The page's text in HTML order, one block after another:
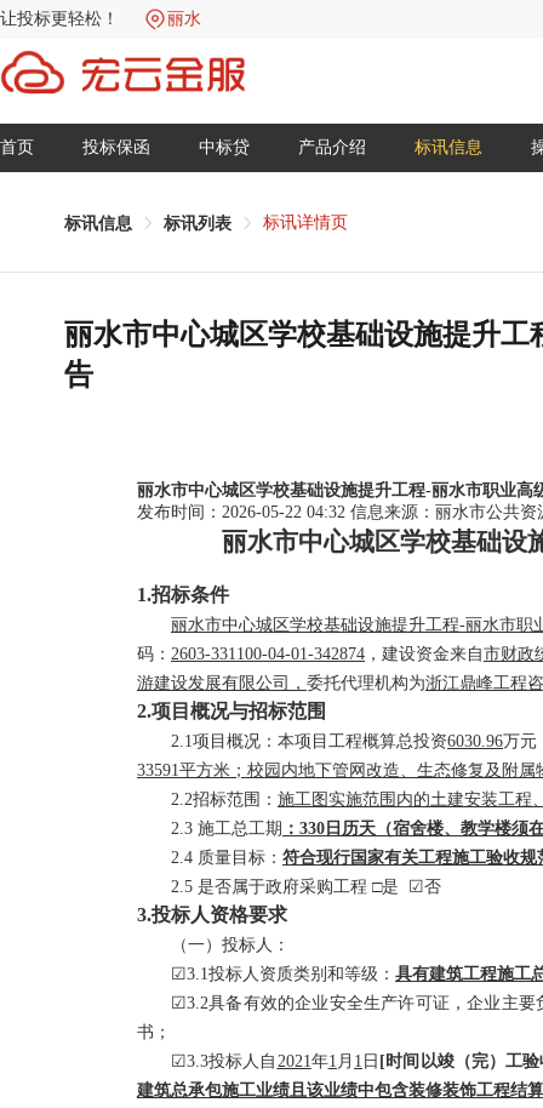
让投标更轻松！ 丽水
首页 投标保函 中标贷 产品介绍 标讯信息
标讯信息 标讯列表 标讯详情页
丽水市中心城区学校基础设施提升
告
丽水市中心城区学校基础设施提升工程-丽水市职业
发布时间：2026-05-22 04:32 信息来源： 丽水市公共资
丽水市中心城区学校基础设
1.招标条件
丽水市中心城区学校基础设施提升工程-丽水市职
码 ： 2603-331100-04-01-342874 ，建设资金来自市财政
游建设发展有限公司
， 委托代理机构为浙江鼎峰工程
2.项目概况与招标范围
2.1项目概况：本项目 工程概算总投资6030.96万元
33591平方米；校园内地下管网改造、生态修复及附
2.2招标范围： 施工图实施范围内的土建安装工程
2.3 施工总工期 ： 330日历天（宿舍楼、教学楼须
2.4 质量目标： 符合现行国家有关工程施工验收
2.5 是否属于政府采购工程 □是 ☑否
3.投标人资格要求
（一）投标人 ：
☑3.1投标人资质类别和等级： 具有建筑工程施工
☑3.2具备有效的企业安全生产许可证，企业主
书；
☑3.3投标人 自 2021年1 月 1 日 [时间 以竣（完）工
建筑总承包施工业绩且该业绩中包含装修装饰工程结